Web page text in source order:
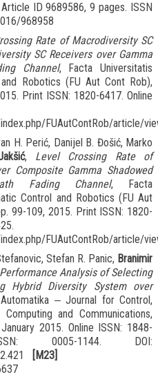
ID 9689586, 9 pages. ISSN
968958
Rate of Macrodiversity SC
SC Receivers over Gamma
Channel, Facta Universitatis
Robotics (FU Aut Cont Rob),
Print ISSN: 1820-6417. Online
FUAutContRob/article/
H. Perić, Danijel B. Đošić, Marko
, Level Crossing Rate of
Composite Gamma Shadowed
Fading Channel, Facta
Control and Robotics (FU Aut
99-109, 2015. Print ISSN: 1820-
FUAutContRob/article/
Stefan R. Panic, Branimir
Performance Analysis of Selecting
Hybrid Diversity System over
‒ Journal for Control,
and Communications,
2015. Online ISSN: 1848-
0005-1144. DOI:
[M23]